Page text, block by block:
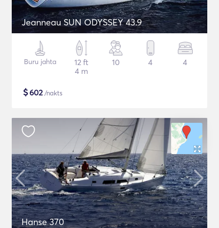
Jeanneau SUN ODYSSEY 43.9
Buru jahta
12 ft
4 m
10 4 4
$602/nakts
Hanse 370